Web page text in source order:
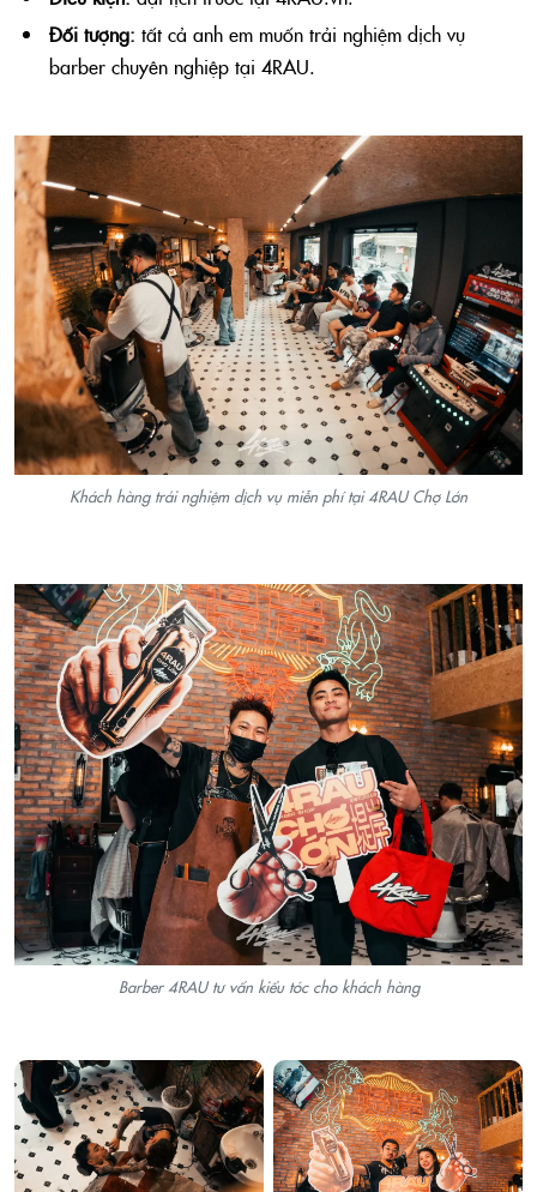
Đối tượng: tất cả anh em muốn trải nghiệm dịch vụ
barber chuyên nghiệp tại 4RAU.
Khách hàng trải nghiệm dịch vụ miễn phí tại 4RAU Chợ Lớn
Barber 4RAU tư vấn kiểu tóc cho khách hàng